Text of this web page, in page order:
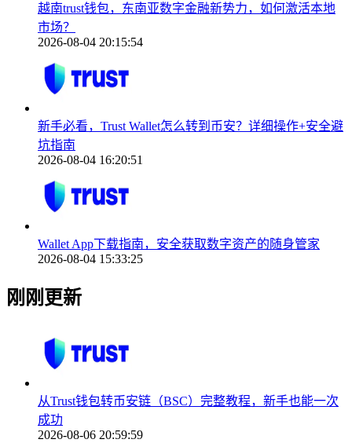
越南trust钱包，东南亚数字金融新势力，如何激活本地
市场？
2026-08-04 20:15:54
新手必看，Trust Wallet怎么转到币安？详细操作+安全避
坑指南
2026-08-04 16:20:51
Wallet App下载指南，安全获取数字资产的随身管家
2026-08-04 15:33:25
刚刚更新
从Trust钱包转币安链（BSC）完整教程，新手也能一次
成功
2026-08-06 20:59:59